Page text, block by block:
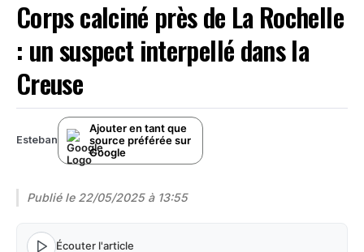
Corps calciné près de La Rochelle
: un suspect interpellé dans la
Creuse
Esteban
Ajouter en tant que
source préférée sur
Google
Publié le 22/05/2025 à 13:55
Écouter l'article